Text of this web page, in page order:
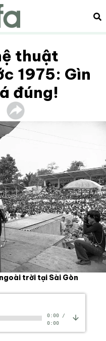
thuật
1975: Gìn
đúng!
trời tại Sài Gòn
0:00/
0:00